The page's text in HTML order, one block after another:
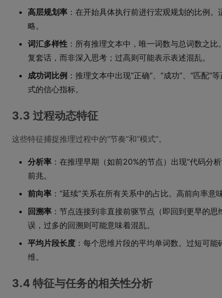
高层规划率 ：在开始具体执行前进行宏观规划的比例
略。
词汇多样性 ：所有推理文本中，唯一词数与总词数之
复套话，而非深入思考；过高则可能表示表述混乱。
成功词比例 ：推理文本中出现“正确”、“成功”、“匹配
式的信心指标。
3.3 过程动态特征
这些特征捕捉推理过程中的“节奏”和“模式”。
分析率 ：在推理早期（如前20%的节点）出现“代码分
前兆。
前向率 ：“延续”关系在所有关系中的占比。高前向率
回溯率 ：节点连接到非直接前驱节点（即回到更早的
误，过多的回溯则可能意味着混乱。
平均片段长度 ：每个思维片段的平均单词数。过短可
维。
3.4 特征与任务的相关性分析